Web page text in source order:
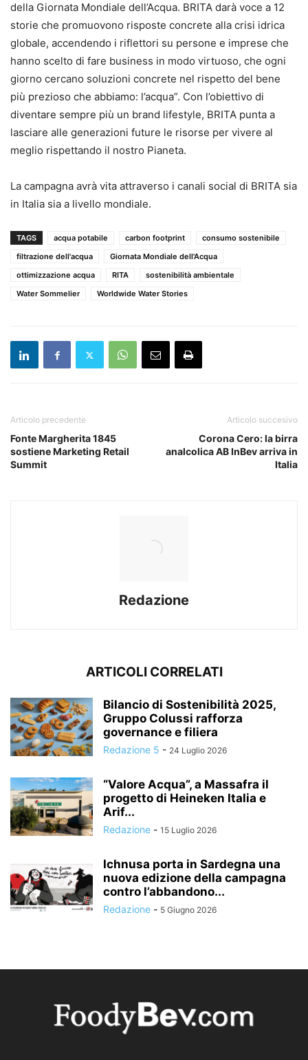
della Giornata Mondiale dell’Acqua. BRITA darà voce a 12
storie che promuovono risposte concrete alla crisi idrica
globale, accendendo i riflettori su persone e imprese che
hanno scelto di fare business in modo virtuoso, che ogni
giorno cercano soluzioni concrete nel rispetto del bene
più prezioso che abbiamo: l’acqua”. Con l’obiettivo di
diventare sempre più un brand lifestyle, BRITA punta a
lasciare alle generazioni future le risorse per vivere al
meglio rispettando il nostro Pianeta.
La campagna avrà vita attraverso i canali social di BRITA sia
in Italia sia a livello mondiale.
TAGS acqua potabile carbon footprint
consumo sostenibile
filtrazione dell'acqua
Giornata Mondiale dell'Acqua
ottimizzazione acqua
RITA
sostenibilità ambientale
Water Sommelier
Worldwide Water Stories
Articolo precedente
Fonte Margherita 1845
sostiene Marketing Retail
Summit
Articolo succesivo
Corona Cero: la birra
analcolica AB InBev arriva in
Italia
Redazione
ARTICOLI CORRELATI
Bilancio di Sostenibilità 2025,
Gruppo Colussi rafforza
governance e filiera
Redazione 5 - 24 Luglio 2026
“Valore Acqua”, a Massafra il
progetto di Heineken Italia e
Arif...
Redazione - 15 Luglio 2026
Ichnusa porta in Sardegna una
nuova edizione della campagna
contro l’abbandono...
Redazione - 5 Giugno 2026